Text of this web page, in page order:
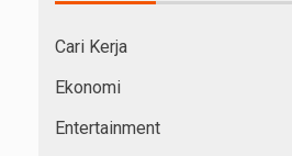
Cari Kerja
Ekonomi
Entertainment